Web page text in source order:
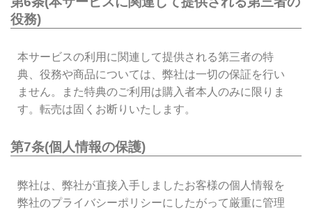
役務)
本サービスの利用に関連して提供される第三者の特
典、役務や商品については、弊社は一切の保証を行い
ません。また特典のご利用は購入者本人のみに限りま
す。転売は固くお断りいたします。
第7条(個人情報の保護)
弊社は、弊社が直接入手しましたお客様の個人情報を
弊社のプライバシーポリシーにしたがって厳重に管理